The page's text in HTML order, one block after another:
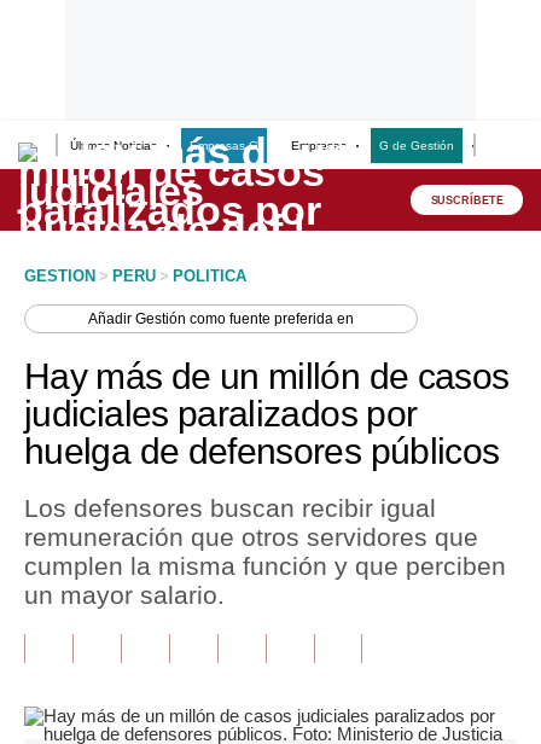
Últimas Noticias Empresas G Empresas G de Gestión
Lo último
Peru Quiosco
Economía
Mercados
Política
Tu Dinero
Finanzas Personales
Plus G
SUSCRÍBETE
GESTION > PERU > POLITICA
AñadirGestión como fuente preferida en
Hay más de un millón de casos
judiciales paralizados por
huelga de defensores públicos
Los defensores buscan recibir igual
remuneración que otros servidores que
cumplen la misma función y que perciben
un mayor salario.